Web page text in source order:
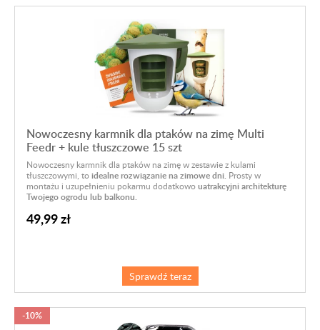
Nowoczesny karmnik dla ptaków na zimę Multi
Feedr + kule tłuszczowe 15 szt
Nowoczesny karmnik dla ptaków na zimę w zestawie z kulami
tłuszczowymi, toidealne rozwiązanie na zimowe dni. Prosty w
montażu i uzupełnieniu pokarmu dodatkowouatrakcyjni architekturę
Twojego ogrodu lub balkonu.
49,99 zł
Sprawdź teraz
-10%